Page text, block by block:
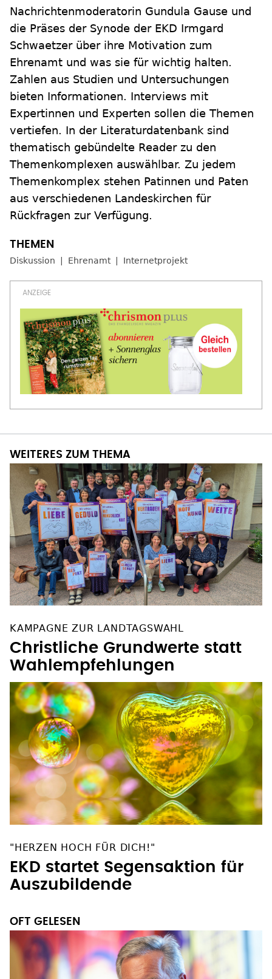
Nachrichtenmoderatorin Gundula Gause und
die Präses der Synode der EKD Irmgard
Schwaetzer über ihre Motivation zum
Ehrenamt und was sie für wichtig halten.
Zahlen aus Studien und Untersuchungen
bieten Informationen. Interviews mit
Expertinnen und Experten sollen die Themen
vertiefen. In der Literaturdatenbank sind
thematisch gebündelte Reader zu den
Themenkomplexen auswählbar. Zu jedem
Themenkomplex stehen Patinnen und Paten
aus verschiedenen Landeskirchen für
Rückfragen zur Verfügung.
Diskussion Ehrenamt Internetprojekt
WEITERES ZUM THEMA
KAMPAGNE ZUR LANDTAGSWAHL
Christliche Grundwerte statt
Wahlempfehlungen
"HERZEN HOCH FÜR DICH!"
EKD startet Segensaktion für
Auszubildende
OFT GELESEN